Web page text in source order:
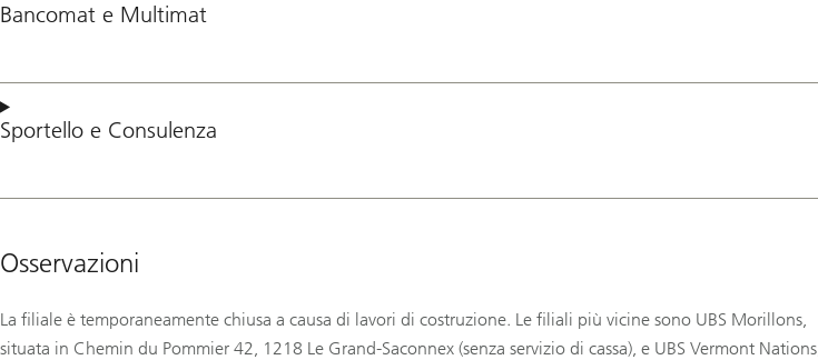
Bancomat e Multimat
Sportello e Consulenza
Osservazioni
La filiale è temporaneamente chiusa a causa di lavori di costruzione. Le filiali più vicine sono UBS Morillons,
situata in Chemin du Pommier 42, 1218 Le Grand-Saconnex (senza servizio di cassa), e UBS Vermont Nations,